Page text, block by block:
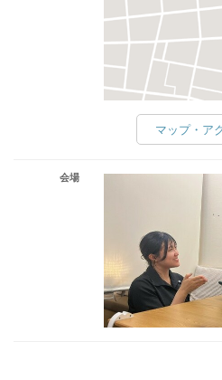
マップ・ア
会場